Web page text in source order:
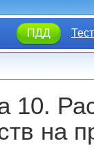
ПДД
10.
на